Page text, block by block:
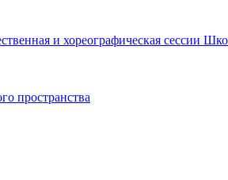
и хореографическая сессии
пространства